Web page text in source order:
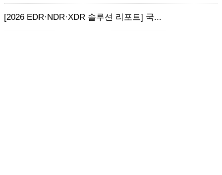
[2026 EDR·NDR·XDR 솔루션 리포트] 국...